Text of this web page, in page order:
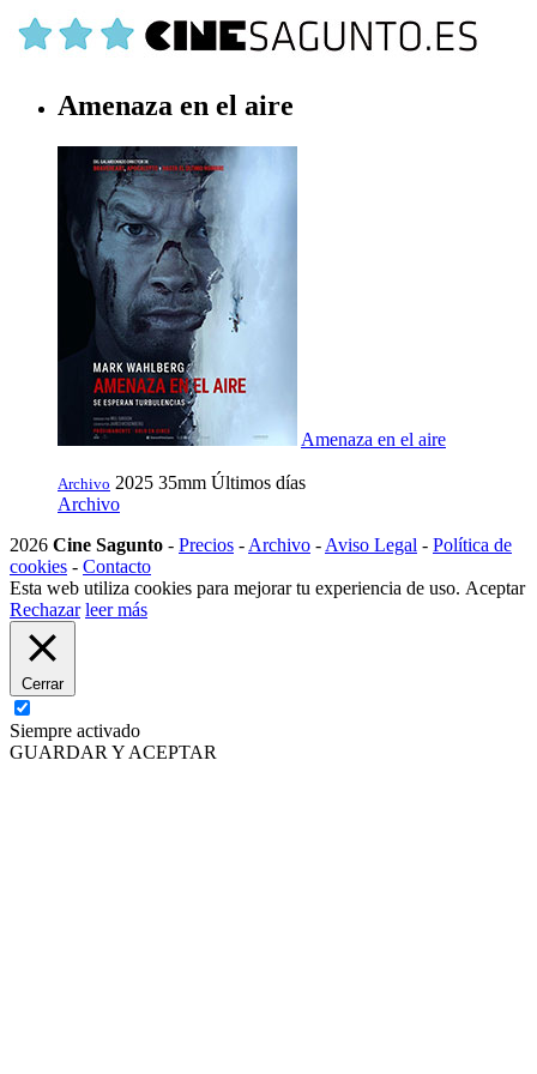
Amenaza en el aire
Amenaza en el aire
Archivo 2025 35mm Últimos días
Archivo
2026 Cine Sagunto - Precios - Archivo - Aviso Legal - Política de
cookies - Contacto
Esta web utiliza cookies para mejorar tu experiencia de uso. Aceptar
Rechazar leer más
Cerrar
Siempre activado
GUARDAR Y ACEPTAR